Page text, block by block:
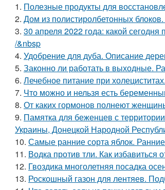
1. Полезные продукты для
2. Дом из полистиролбетонных
3. 30 апреля 2022 года: какой
/&nbsp
4. Удобрение для дуба. Описание
5. Законно ли работать в выходные.
6. Лечебное питание при
7. Что можно и нельзя есть
8. От каких гормонов полнеют
9. Памятка для беженцев с
Украины, Донецкой Народной
10. Самые ранние сорта яблок.
11. Водка против тли. Как избавиться
12. Гвоздика многолетняя посадка
13. Роскошный газон для лентяев.